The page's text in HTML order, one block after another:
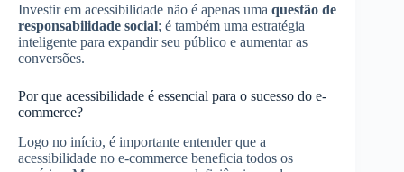
Investir em acessibilidade não é apenas uma questão de
responsabilidade social; é também uma estratégia
inteligente para expandir seu público e aumentar as
conversões.
Por que acessibilidade é essencial para o sucesso do e-
commerce?
Logo no início, é importante entender que a
acessibilidade no e-commerce beneficia todos os